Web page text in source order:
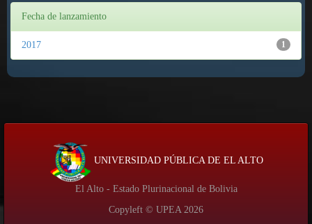
Fecha de lanzamiento
1
2017
UNIVERSIDAD PÚBLICA DE EL ALTO
El Alto - Estado Plurinacional de Bolivia
Copyleft © UPEA 2026